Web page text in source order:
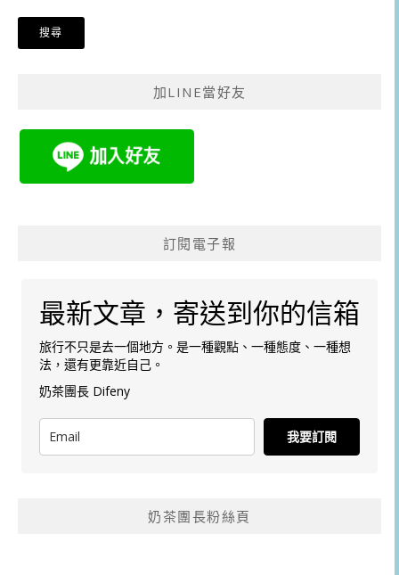
加LINE當好友
訂閱電子報
最新文章，寄送到你的信箱
旅行不只是去一個地方。是一種觀點、一種態度、一種想
法，還有更靠近自己。
奶茶團長 Difeny
我要訂閱
奶茶團長粉絲頁